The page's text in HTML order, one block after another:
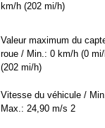
km/h (202 mi/h)
Valeur maximum du
roue / Min.: 0 km/h (0
(202 mi/h)
Vitesse du véhicule /
Max.: 24,90 m/s 2